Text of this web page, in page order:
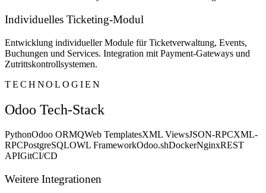
Individuelles Ticketing-Modul
Entwicklung individueller Module für Ticketverwaltung, Events,
Buchungen und Services. Integration mit Payment-Gateways und
Zutrittskontrollsystemen.
TECHNOLOGIEN
Odoo Tech-Stack
PythonOdoo ORMQWeb TemplatesXML ViewsJSON-RPCXML-
RPCPostgreSQLOWL FrameworkOdoo.shDockerNginxREST
APIGitCI/CD
Weitere Integrationen